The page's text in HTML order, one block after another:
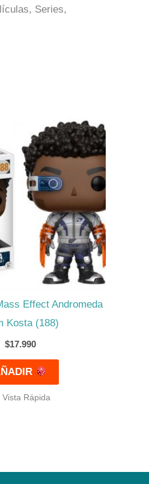
Series,
Effect Andromeda
Kosta (188)
$17.990
Vista Rápida